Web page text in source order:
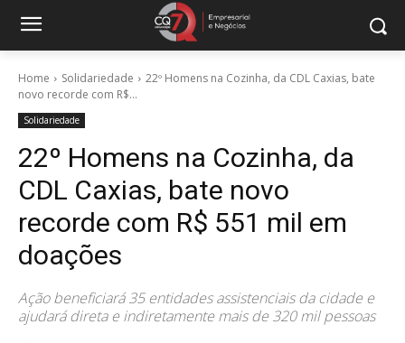
Home Solidariedade
22º Homens na Cozinha, da CDL Caxias, bate
novo recorde com R$...
Solidariedade
22º Homens na Cozinha, da
CDL Caxias, bate novo
recorde com R$ 551 mil em
doações
Ação beneficiará 35 entidades assistenciais da cidade e
ajudará direta e indiretamente mais de 320 mil pessoas